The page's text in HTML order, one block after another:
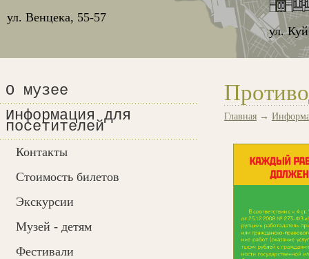
ул.
ул. Венцека, 55-57
О музее
Информация для
посетителей
Контакты
Cтоимость билетов
Экскурсии
Музей - детям
Фестивали
Главная →